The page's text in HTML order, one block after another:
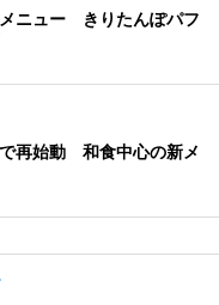
ニュー きりたんぽパフ
再始動 和食中心の新メ